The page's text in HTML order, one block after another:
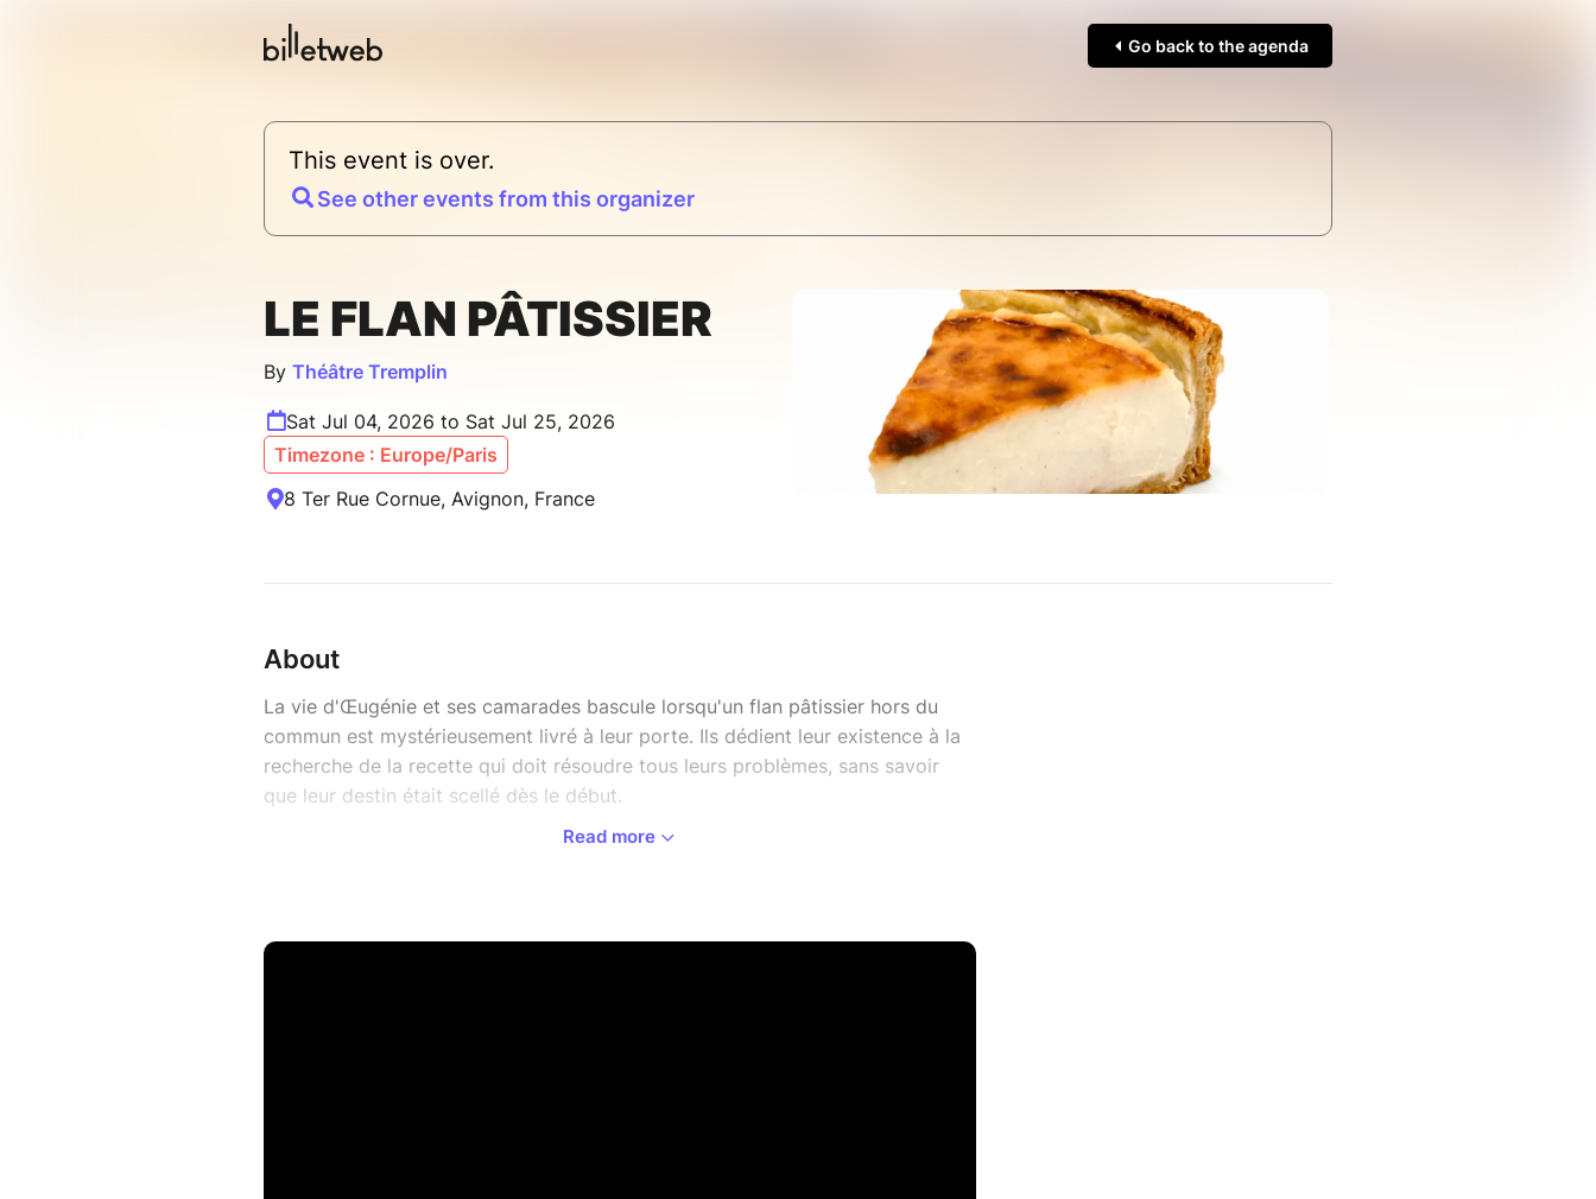
Go back to the agenda
This event is over.
See other events from this organizer
LE FLAN PÂTISSIER
By Théâtre Tremplin
Sat Jul 04, 2026 to Sat Jul 25, 2026
Timezone : Europe/Paris
8 Ter Rue Cornue, Avignon, France
About
La vie d'Œugénie et ses camarades bascule lorsqu'un flan pâtissier hors du
commun est mystérieusement livré à leur porte. Ils dédient leur existence à la
recherche de la recette qui doit résoudre tous leurs problèmes, sans savoir
que leur destin était scellé dès le début.
humains.
Read more